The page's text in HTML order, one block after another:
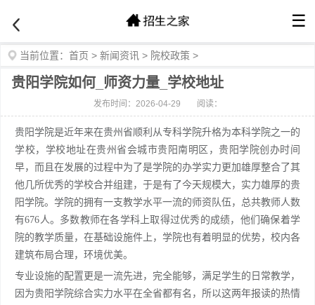
☰
当前位置： 首页 > 新闻资讯 > 院校政策 >
贵阳学院如何_师资力量_学校地址
发布时间：2026-04-29 阅读：
贵阳学院是近年来在贵州省顺利从专科学院升格为本科学院之一的
学校，学校地址在贵州省会城市贵阳南明区，贵阳学院创办时间
早，而且在发展的过程中为了是学院的办学实力更加雄厚整合了其
他几所优秀的学校合并组建，于是有了今天规模大，实力雄厚的贵
阳学院。学院的拥有一支教学水平一流的师资队伍，总共教师人数
有676人。多数教师在各学科上取得过优秀的成绩，他们确保着学
院的教学质量，在基础设施件上，学院也有着明显的优势，校内各
建筑布局合理，环境优美。
专业设施的配置更是一流先进，完全能够，满足学生的日常教学，
因为贵阳学院综合实力水平在全省都有名，所以这两年报读的热情